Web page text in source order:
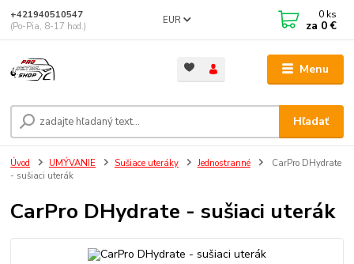
Menu
EUR
Hľadať
+421940510547
(Po-Pia, 8-17 hod.)
0 ks
za 0 €
Úvod UMÝVANIE Sušiace uteráky Jednostranné
CarPro DHydrate
- sušiaci uterák
CarPro DHydrate - sušiaci uterák